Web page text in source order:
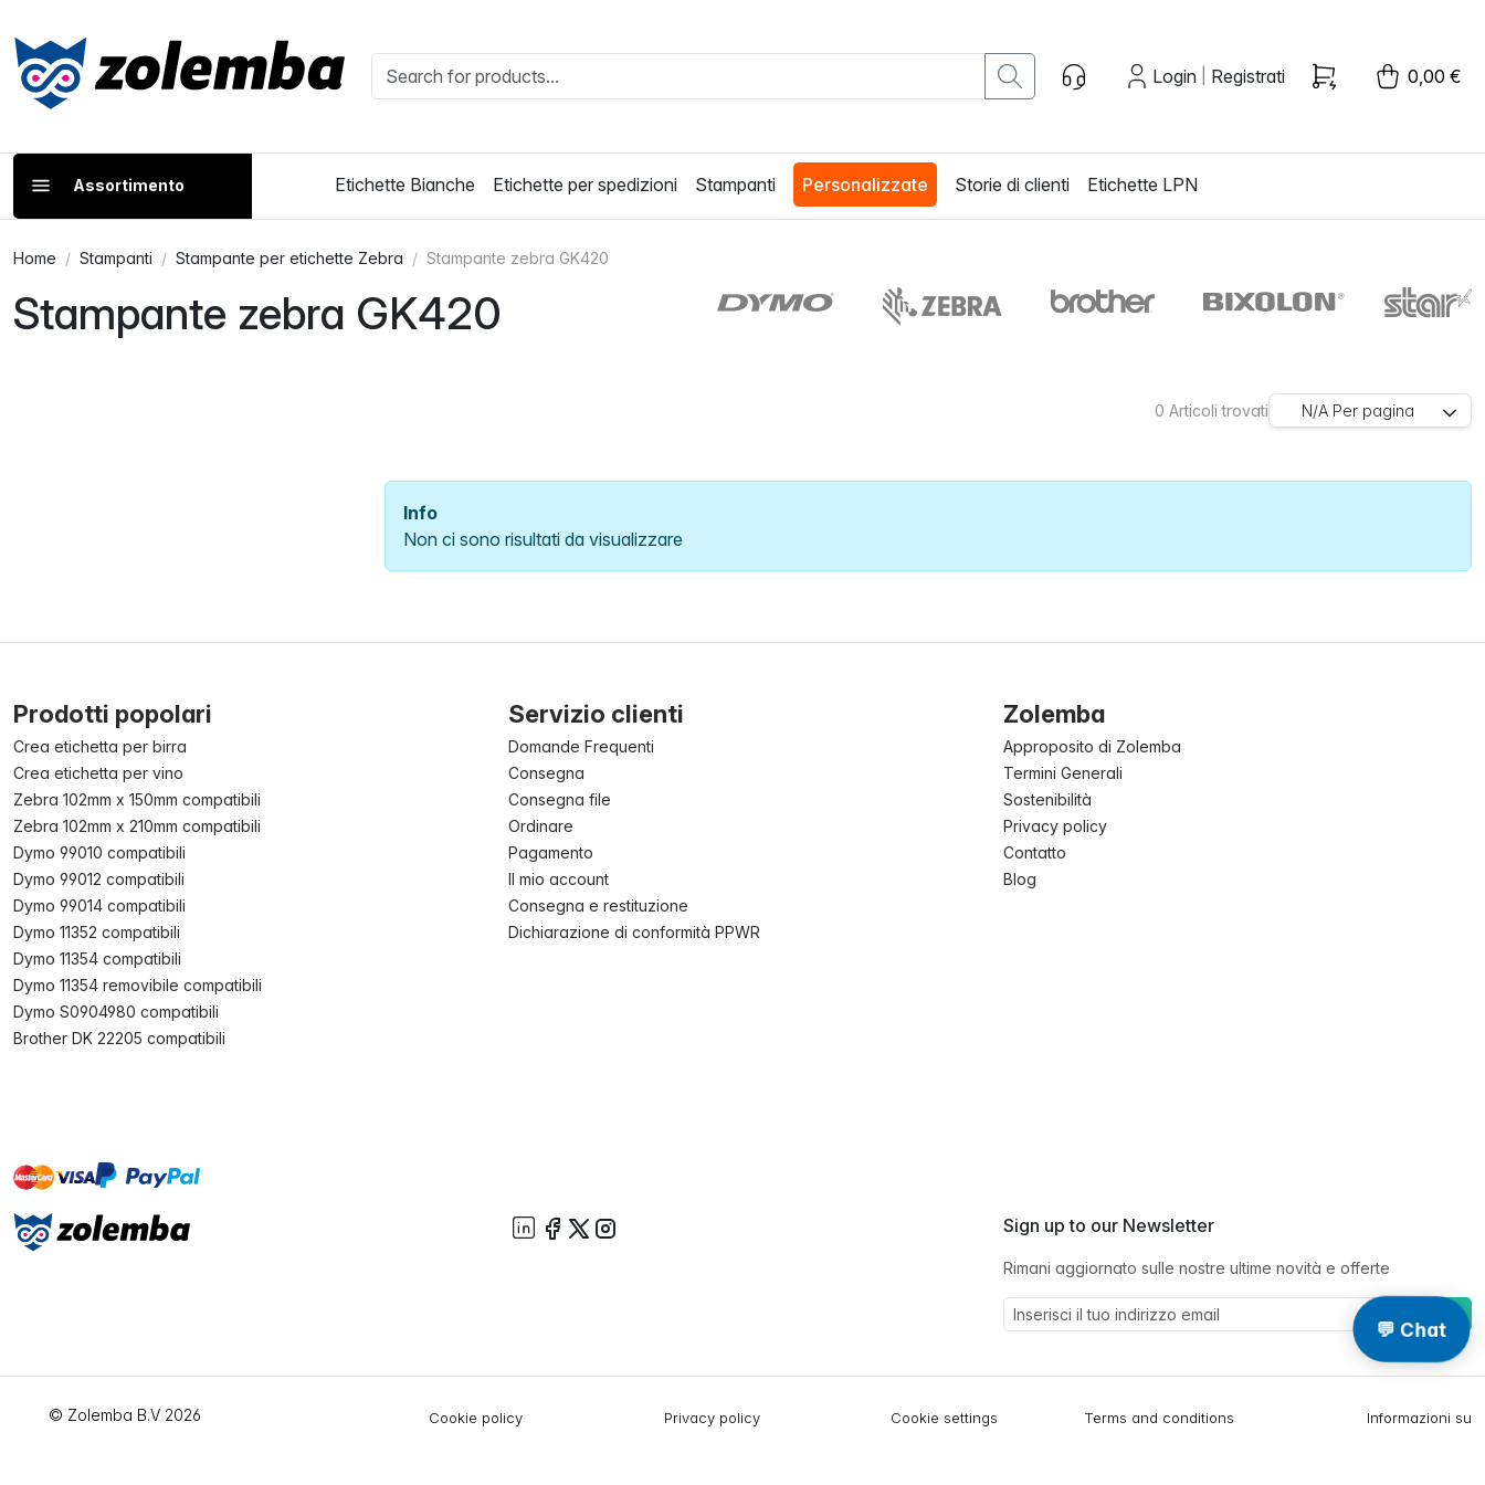
Login Registrati 0,00 €
Assortimento Etichette Bianche Etichette per spedizioni Stampanti Personalizzate Storie di clienti Etichette LPN
Home Stampanti Stampante per etichette Zebra Stampante zebra GK420
Stampante zebra GK420
0Articoli trovati N/A Per pagina
Info
Non ci sono risultati da visualizzare
Prodotti popolari
Crea etichetta per birra
Crea etichetta per vino
Zebra 102mm x 150mm compatibili
Zebra 102mm x 210mm compatibili
Dymo 99010 compatibili
Dymo 99012 compatibili
Dymo 99014 compatibili
Dymo 11352 compatibili
Dymo 11354 compatibili
Dymo 11354 removibile compatibili
Dymo S0904980 compatibili
Brother DK 22205 compatibili
Servizio clienti
Domande Frequenti
Consegna
Consegna file
Ordinare
Pagamento
Il mio account
Consegna e restituzione
Dichiarazione di conformità PPWR
Zolemba
Approposito di Zolemba
Termini Generali
Sostenibilità
Privacy policy
Contatto
Blog
mastervisa paypal
Sign up to our Newsletter
Rimani aggiornato sulle nostre ultime novità e offerte
© Zolemba B.V 2026 Cookie policy Privacy policy Cookie settings Terms and conditions Informazioni su
💬 Chat